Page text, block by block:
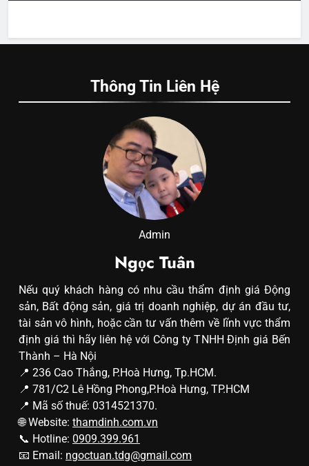
Thông Tin Liên Hệ
Admin
Ngọc Tuân
Nếu quý khách hàng có nhu cầu thẩm định giá Động
sản, Bất động sản, giá trị doanh nghiệp, dự án đầu tư,
tài sản vô hình, hoặc cần tư vấn thêm về lĩnh vực thẩm
định giá thì hãy liên hệ với Công ty TNHH Định giá Bến
Thành – Hà Nội
📍 236 Cao Thắng, P.Hoà Hưng, Tp.HCM.
📍 781/C2 Lê Hồng Phong,P.Hoà Hưng, TP.HCM
📍 Mã số thuế: 0314521370.
🌐 Website: thamdinh.com.vn
📞 Hotline: 0909.399.961
📧 Email: ngoctuan.tdg@gmail.com